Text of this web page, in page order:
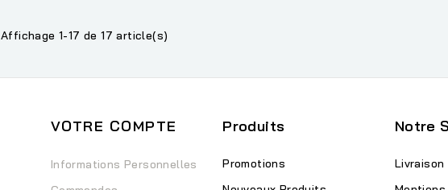
Affichage 1-17 de 17 article(s)
VOTRE COMPTE
Informations Personnelles
Produits
Promotions
Notre
Livraison